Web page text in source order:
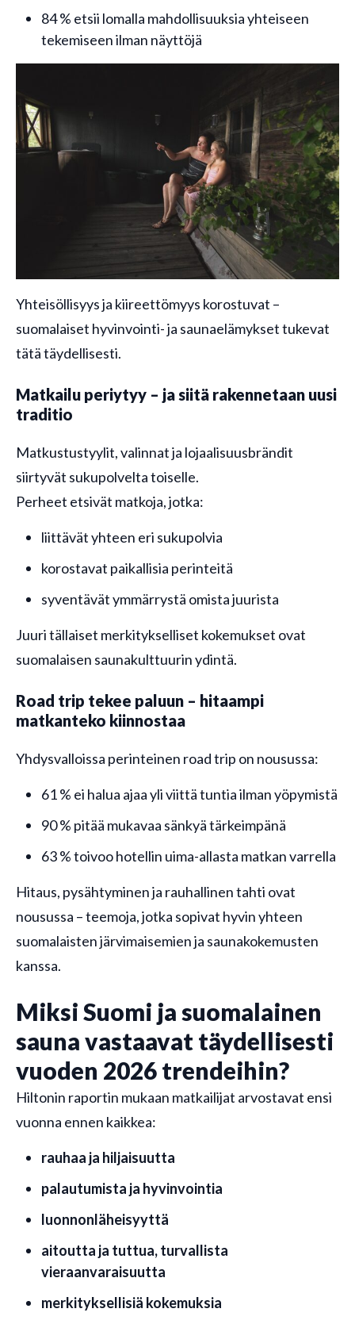
84 % etsii lomalla mahdollisuuksia yhteiseen
tekemiseen ilman näyttöjä
Yhteisöllisyys ja kiireettömyys korostuvat –
suomalaiset hyvinvointi- ja saunaelämykset tukevat
tätä täydellisesti.
Matkailu periytyy – ja siitä rakennetaan uusi
traditio
Matkustustyylit, valinnat ja lojaalisuusbrändit
siirtyvät sukupolvelta toiselle.
Perheet etsivät matkoja, jotka:
liittävät yhteen eri sukupolvia
korostavat paikallisia perinteitä
syventävät ymmärrystä omista juurista
Juuri tällaiset merkitykselliset kokemukset ovat
suomalaisen saunakulttuurin ydintä.
Road trip tekee paluun – hitaampi
matkanteko kiinnostaa
Yhdysvalloissa perinteinen road trip on nousussa:
61 % ei halua ajaa yli viittä tuntia ilman yöpymistä
90 % pitää mukavaa sänkyä tärkeimpänä
63 % toivoo hotellin uima-allasta matkan varrella
Hitaus, pysähtyminen ja rauhallinen tahti ovat
nousussa – teemoja, jotka sopivat hyvin yhteen
suomalaisten järvimaisemien ja saunakokemusten
kanssa.
Miksi Suomi ja suomalainen
sauna vastaavat täydellisesti
vuoden 2026 trendeihin?
Hiltonin raportin mukaan matkailijat arvostavat ensi
vuonna ennen kaikkea:
rauhaa ja hiljaisuutta
palautumista ja hyvinvointia
luonnonläheisyyttä
aitoutta ja tuttua, turvallista
vieraanvaraisuutta
merkityksellisiä kokemuksia